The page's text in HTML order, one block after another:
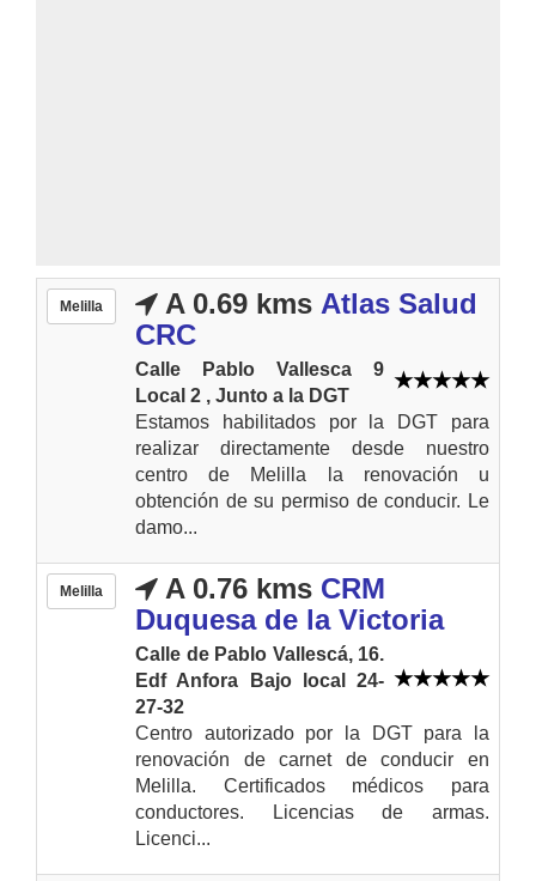
Melilla A 0.69 kms Atlas Salud
CRC
Calle Pablo Vallesca 9
Local 2 , Junto a la DGT
Estamos habilitados por la DGT para
realizar directamente desde nuestro
centro de Melilla la renovación u
obtención de su permiso de conducir. Le
damo...
Melilla A 0.76 kms CRM
Duquesa de la Victoria
Calle de Pablo Vallescá, 16.
Edf Anfora Bajo local 24-
27-32
Centro autorizado por la DGT para la
renovación de carnet de conducir en
Melilla. Certificados médicos para
conductores. Licencias de armas.
Licenci...